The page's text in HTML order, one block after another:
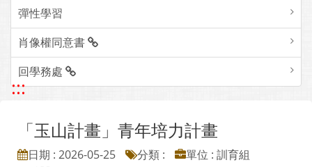
彈性學習
肖像權同意書
回學務處
:::
「玉山計畫」青年培力計畫
日期 : 2026-05-25 分類 :
單位 : 訓育組